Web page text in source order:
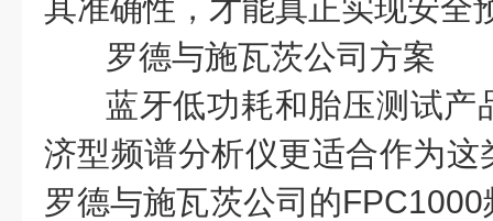
其准确性，才能真正实现安全
罗德与施瓦茨公司方案
蓝牙低功耗和胎压测试产
济型频谱分析仪更适合作为
罗德与施瓦茨公司的